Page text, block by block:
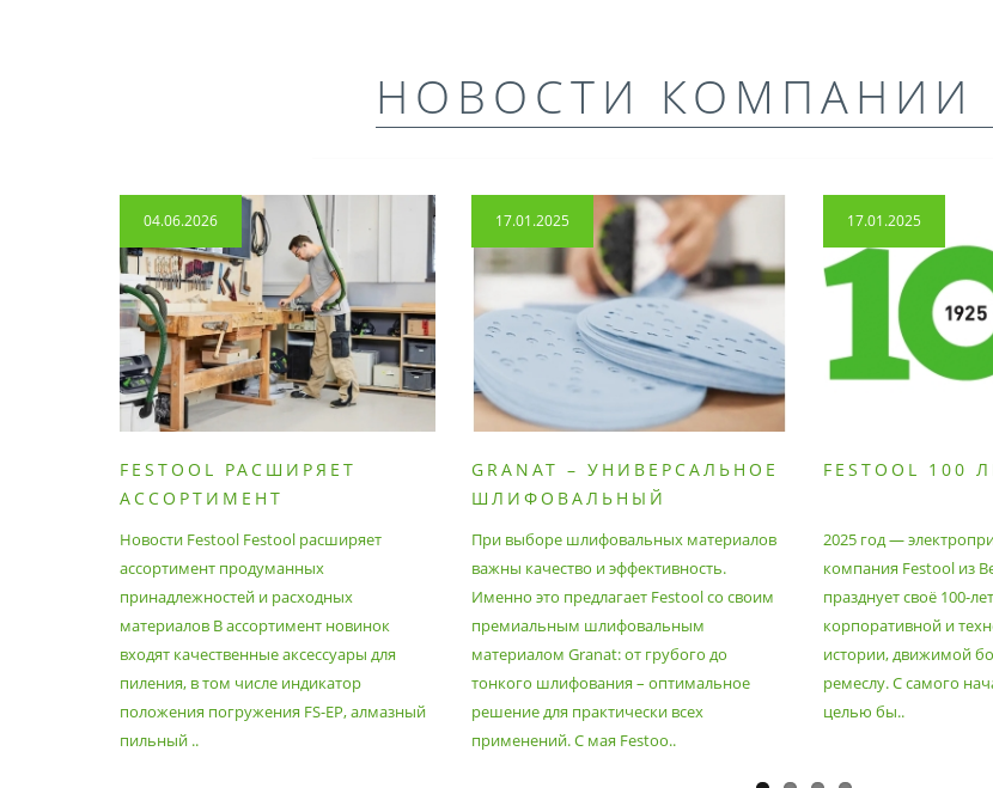
НОВОСТИ КОМПАНИИ
04.06.2026
FESTOOL РАСШИРЯЕТ
АССОРТИМЕНТ
ПРИНАДЛЕЖНОСТЕЙ И
РАСХОДНЫХ МАТЕРИАЛОВ
Новости Festool Festool расширяет
ассортимент продуманных
принадлежностей и расходных
материалов В ассортимент новинок
входят качественные аксессуары для
пиления, в том числе индикатор
положения погружения FS-EP, алмазный
пильный ..
17.01.2025
GRANAT – УНИВЕРСАЛЬНОЕ
ШЛИФОВАЛЬНЫЙ
При выборе шлифовальных материалов
важны качество и эффективность.
Именно это предлагает Festool со своим
премиальным шлифовальным
материалом Granat: от грубого до
тонкого шлифования – оптимальное
решение для практически всех
применений. С мая Festoo..
17.01.2025
FESTOOL 100
2025 год —
компания Festool из
празднует своё 100-
корпоративной и
истории, движимой
ремеслу. С самого
целью бы..